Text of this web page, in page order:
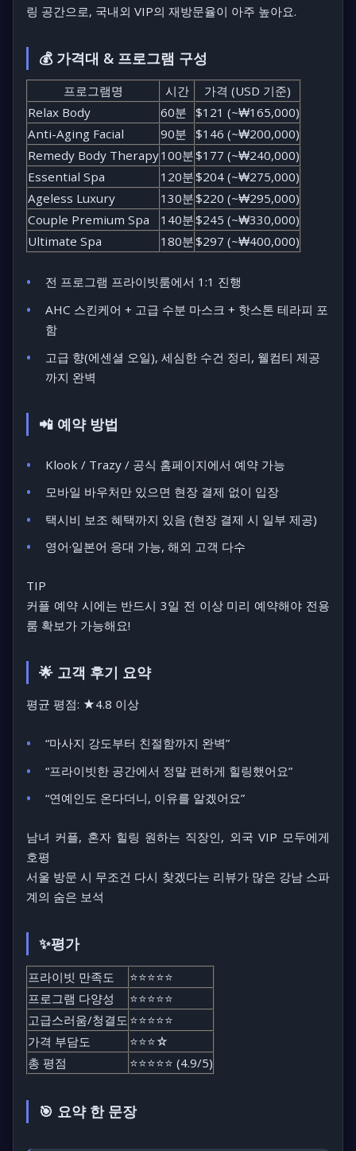
링 공간으로, 국내외 VIP의 재방문율이 아주 높아요.
💰 가격대 & 프로그램 구성
프로그램명 시간
가격 (USD 기준)
Relax Body
60분 $121 (~₩165,000)
Anti-Aging Facial
90분 $146 (~₩200,000)
Remedy Body Therapy100분$177 (~₩240,000)
Essential Spa
120분$204 (~₩275,000)
Ageless Luxury
130분$220 (~₩295,000)
Couple Premium Spa
140분$245 (~₩330,000)
Ultimate Spa
180분$297 (~₩400,000)
전 프로그램 프라이빗룸에서 1:1 진행
AHC 스킨케어 + 고급 수분 마스크 + 핫스톤 테라피 포
함
고급 향(에센셜 오일), 세심한 수건 정리, 웰컴티 제공
까지 완벽
📲 예약 방법
Klook / Trazy / 공식 홈페이지에서 예약 가능
모바일 바우처만 있으면 현장 결제 없이 입장
택시비 보조 혜택까지 있음 (현장 결제 시 일부 제공)
영어·일본어 응대 가능, 해외 고객 다수
TIP
커플 예약 시에는 반드시 3일 전 이상 미리 예약해야 전용
룸 확보가 가능해요!
🌟 고객 후기 요약
평균 평점: ★4.8 이상
“마사지 강도부터 친절함까지 완벽”
“프라이빗한 공간에서 정말 편하게 힐링했어요”
“연예인도 온다더니, 이유를 알겠어요”
남녀 커플, 혼자 힐링 원하는 직장인, 외국 VIP 모두에게
호평
서울 방문 시 무조건 다시 찾겠다는 리뷰가 많은 강남 스파
계의 숨은 보석
✨평가
프라이빗 만족도
⭐⭐⭐⭐⭐
프로그램 다양성
⭐⭐⭐⭐⭐
고급스러움/청결도 ⭐⭐⭐⭐⭐
가격 부담도
⭐⭐⭐☆
총 평점
⭐⭐⭐⭐⭐ (4.9/5)
🎯 요약 한 문장